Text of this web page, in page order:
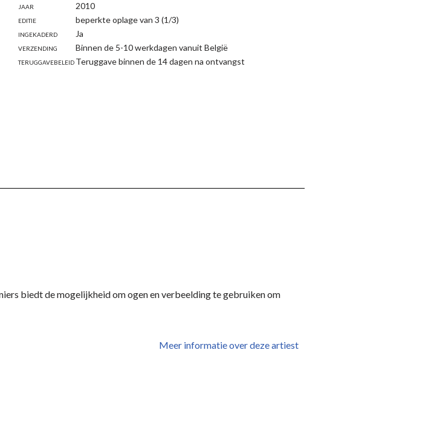
Jaar
2010
Editie
beperkte oplage van 3 (1/3)
Ingekaderd
Ja
Verzending
Binnen de 5-10 werkdagen vanuit België
TeruggavebeleidTeruggave binnen de 14 dagen na ontvangst
biedt de mogelijkheid om ogen en verbeelding te gebruiken om
Meer informatie over deze artiest